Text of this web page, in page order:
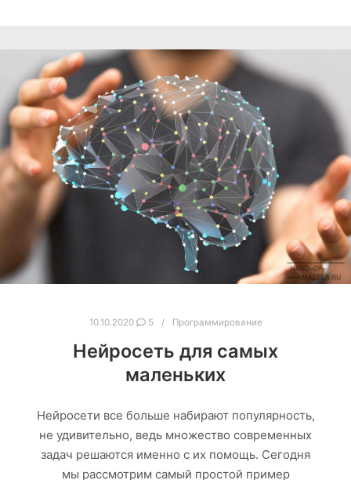
10.10.2020 5 Программирование
Нейросеть для самых
маленьких
Нейросети все больше набирают популярность,
не удивительно, ведь множество современных
задач решаются именно с их помощь. Сегодня
мы рассмотрим самый простой пример